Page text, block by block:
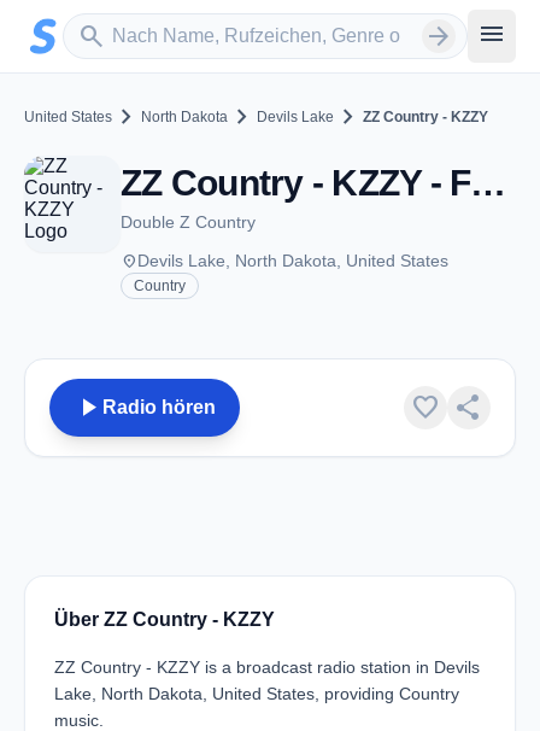
Zum Hauptinhalt springen
search
Sender suchen arrow_forward menu
United States chevron_right North Dakota chevron_right Devils Lake chevron_right ZZ Country - KZZY
ZZ Country - KZZY - FM 103.5 - Devils Lake, ND
Double Z Country
placeDevils Lake, North Dakota, United States
Country
play_arrow Radio hören favorite share
Über ZZ Country - KZZY
ZZ Country - KZZY is a broadcast radio station in Devils
Lake, North Dakota, United States, providing Country
music.